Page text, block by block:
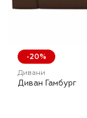
-20%
Дивани
Диван Гамбург